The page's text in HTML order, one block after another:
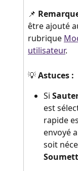
📌
être ajouté
rubrique
utilisateur.
💡 Astuces :
Si
est
rapide
envoyé
soit